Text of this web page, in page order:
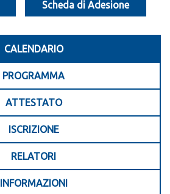
Scheda di Adesione
CALENDARIO
PROGRAMMA
ATTESTATO
ISCRIZIONE
RELATORI
INFORMAZIONI